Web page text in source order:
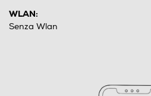
WLAN:
Senza Wlan